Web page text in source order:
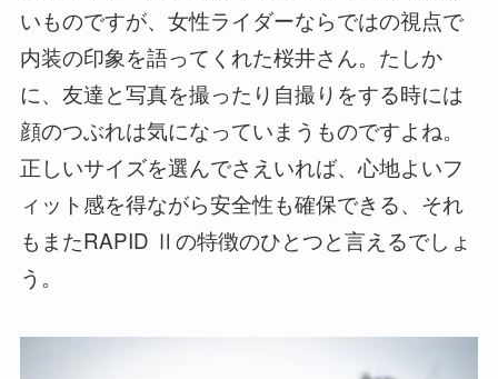
いものですが、女性ライダーならではの視点で
内装の印象を語ってくれた桜井さん。たしか
に、友達と写真を撮ったり自撮りをする時には
顔のつぶれは気になっていまうものですよね。
正しいサイズを選んでさえいれば、心地よいフ
ィット感を得ながら安全性も確保できる、それ
もまたRAPID Ⅱの特徴のひとつと言えるでしょ
う。